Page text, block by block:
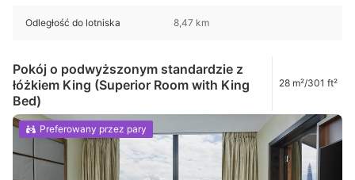
Odległość do lotniska 8,47 km
Pokój o podwyższonym standardzie z
łóżkiem King (Superior Room with King
Bed)
28 m²/301 ft²
Preferowany przez pary